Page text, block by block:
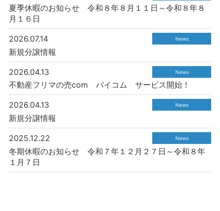
夏季休暇のお知らせ 令和８年８月１１日～令和８年８
月１６日
2026.07.14 News
新規分譲情報
2026.04.13 News
不動産フリマの売com バイコム サービス開始！
2026.04.13 News
新規分譲情報
2025.12.22 News
冬期休暇のお知らせ 令和７年１２月２７日～令和８年
１月７日